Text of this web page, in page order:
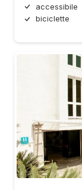
accessibile
biciclette